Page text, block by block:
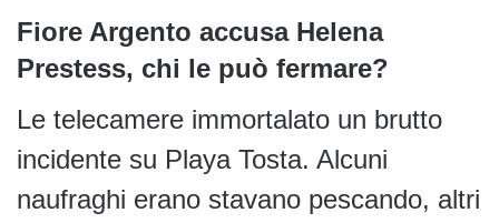
Fiore Argento accusa Helena
Prestess, chi le può fermare?
Le telecamere immortalato un brutto
incidente su Playa Tosta. Alcuni
naufraghi erano stavano pescando, altri